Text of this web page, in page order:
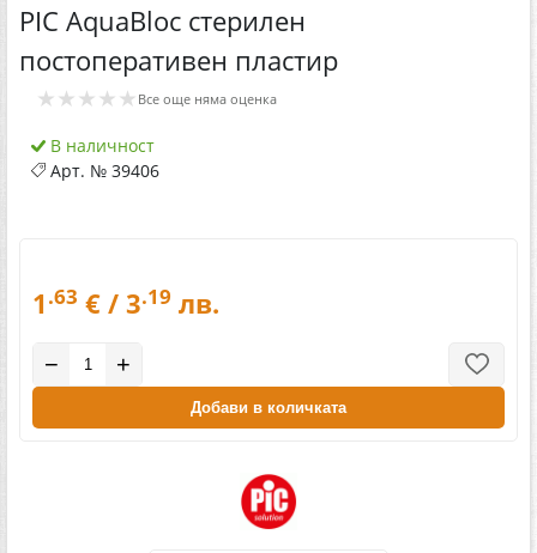
PIC AquaBloc стерилен
постоперативен пластир
★★★★★ Все още няма оценка
В наличност
Арт. № 39406
1 .63 € / 3.19 лв.
− +
Добави в количката